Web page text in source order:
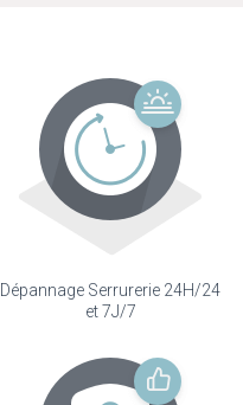
Dépannage Serrurerie 24H/24
et 7J/7